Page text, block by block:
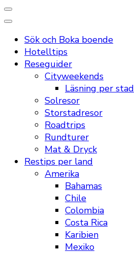
Sök och Boka boende
Hotelltips
Reseguider
Cityweekends
Läsning per stad
Solresor
Storstadresor
Roadtrips
Rundturer
Mat & Dryck
Restips per land
Amerika
Bahamas
Chile
Colombia
Costa Rica
Karibien
Mexiko